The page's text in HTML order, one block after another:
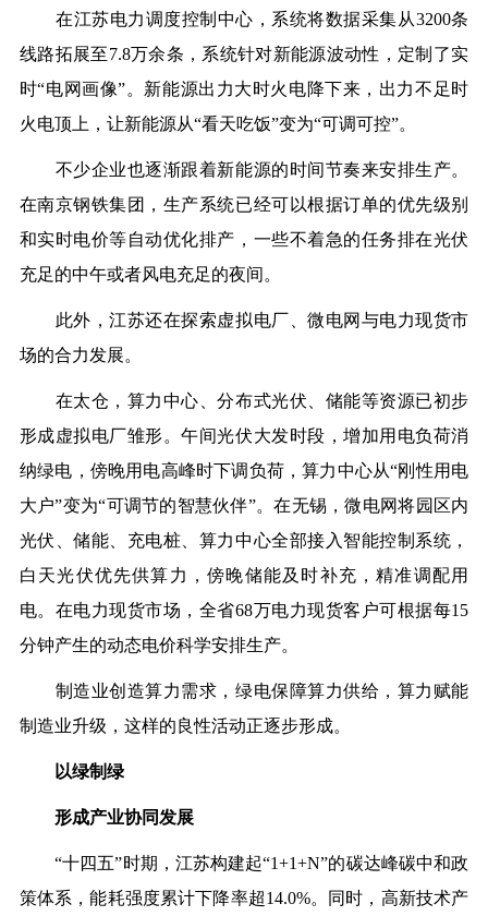
在江苏电力调度控制中心，系统将数据采集从3200条
线路拓展至7.8万余条，系统针对新能源波动性，定制了实
时“电网画像”。新能源出力大时火电降下来，出力不足时
火电顶上，让新能源从“看天吃饭”变为“可调可控”。
不少企业也逐渐跟着新能源的时间节奏来安排生产。
在南京钢铁集团，生产系统已经可以根据订单的优先级别
和实时电价等自动优化排产，一些不着急的任务排在光伏
充足的中午或者风电充足的夜间。
此外，江苏还在探索虚拟电厂、微电网与电力现货市
场的合力发展。
在太仓，算力中心、分布式光伏、储能等资源已初步
形成虚拟电厂雏形。午间光伏大发时段，增加用电负荷消
纳绿电，傍晚用电高峰时下调负荷，算力中心从“刚性用电
大户”变为“可调节的智慧伙伴”。在无锡，微电网将园区内
光伏、储能、充电桩、算力中心全部接入智能控制系统，
白天光伏优先供算力，傍晚储能及时补充，精准调配用
电。在电力现货市场，全省68万电力现货客户可根据每15
分钟产生的动态电价科学安排生产。
制造业创造算力需求，绿电保障算力供给，算力赋能
制造业升级，这样的良性活动正逐步形成。
以绿制绿
形成产业协同发展
“十四五”时期，江苏构建起“1+1+N”的碳达峰碳中和政
策体系，能耗强度累计下降率超14.0%。同时，高新技术产